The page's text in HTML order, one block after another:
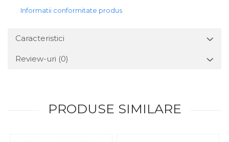
Informatii conformitate produs
Caracteristici
Review-uri (0)
PRODUSE SIMILARE